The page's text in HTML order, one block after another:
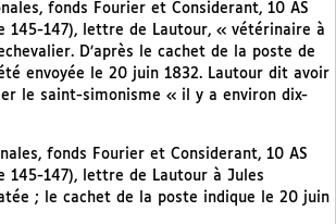
fonds Fourier et Considerant, 10 AS
145-147), lettre de Lautour, « vétérinaire à
D’après le cachet de la poste de
envoyée le 20 juin 1832. Lautour dit avoir
le saint-simonisme « il y a environ dix-
fonds Fourier et Considerant, 10 AS
145-147), lettre de Lautour à Jules
; le cachet de la poste indique le 20 juin